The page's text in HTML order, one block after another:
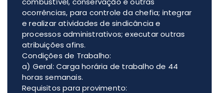
ocorrências, para controle da chefia; integrar
e realizar atividades de sindicância e
processos administrativos; executar outras
atribuições afins.
Condições de Trabalho:
a) Geral: Carga horária de trabalho de 44
horas semanais.
Requisitos para provimento: